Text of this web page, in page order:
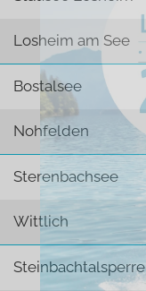
Losheim am See
Bostalsee
Nohfelden
Sterenbachsee
Wittlich
Steinbachtalsperre